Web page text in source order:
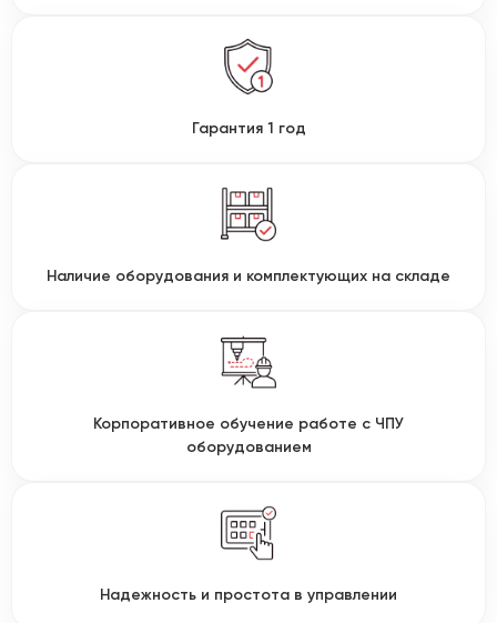
Гарантия 1 год
Наличие оборудования и комплектующих на складе
Корпоративное обучение работе с ЧПУ
оборудованием
Надежность и простота в управлении